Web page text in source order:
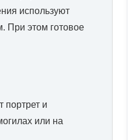
используют
При этом готовое
портрет и
или на